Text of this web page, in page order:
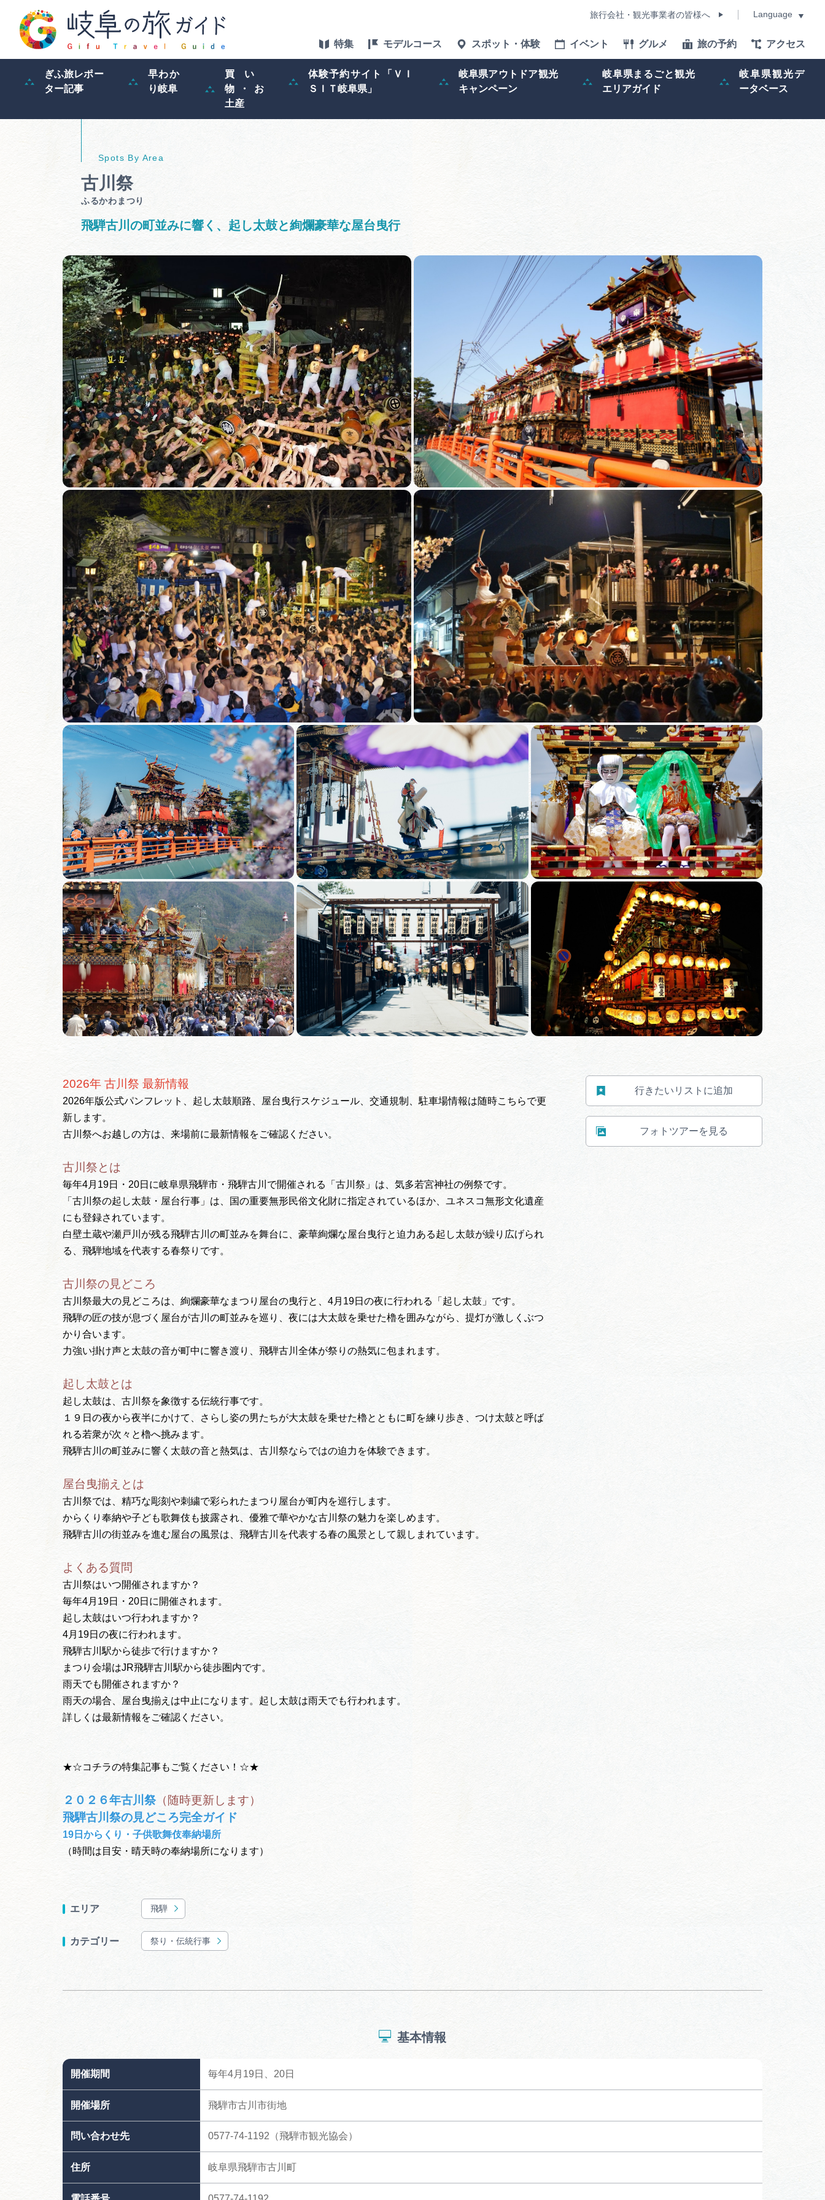
旅行会社・観光事業者の皆様へ Language
特集 モデルコース スポット・体験 イベント グルメ 旅の予約 アクセス
ぎふ旅レポー
ター記事
早わか
り岐阜
買い
物・お
土産
体験予約サイト「ＶＩ
ＳＩＴ岐阜県」
岐阜県アウトドア観光
キャンペーン
岐阜県まるごと観光
エリアガイド
岐阜県観光デ
ータベース
買い物・お土産
体験予約サイト「ＶＩＳＩＴ
岐阜県」
岐阜県アウトドア観光キャン
ペーン
岐阜県まるごと観光エリアガ
イド
岐阜県観光データベース
旅行会社・観光事業者の皆様へ フォトライブラリー
動画ライブラリー お問い合わせ
広告掲載 サイトポリシー
古川祭
ふるかわまつり
飛騨古川の町並みに響く、起し太鼓と絢爛豪華な屋台曳行
2026年 古川祭 最新情報
2026年版公式パンフレット、起し太鼓順路、屋台曳行スケジュール、交通規制、駐車場情報は随時こちらで更
新します。
古川祭へお越しの方は、来場前に最新情報をご確認ください。
古川祭とは
毎年4月19日・20日に岐阜県飛騨市・飛騨古川で開催される「古川祭」は、気多若宮神社の例祭です。
「古川祭の起し太鼓・屋台行事」は、国の重要無形民俗文化財に指定されているほか、ユネスコ無形文化遺産
にも登録されています。
白壁土蔵や瀬戸川が残る飛騨古川の町並みを舞台に、豪華絢爛な屋台曳行と迫力ある起し太鼓が繰り広げられ
る、飛騨地域を代表する春祭りです。
古川祭の見どころ
古川祭最大の見どころは、絢爛豪華なまつり屋台の曳行と、4月19日の夜に行われる「起し太鼓」です。
飛騨の匠の技が息づく屋台が古川の町並みを巡り、夜には大太鼓を乗せた櫓を囲みながら、提灯が激しくぶつ
かり合います。
力強い掛け声と太鼓の音が町中に響き渡り、飛騨古川全体が祭りの熱気に包まれます。
起し太鼓とは
起し太鼓は、古川祭を象徴する伝統行事です。
１９日の夜から夜半にかけて、さらし姿の男たちが大太鼓を乗せた櫓とともに町を練り歩き、つけ太鼓と呼ば
れる若衆が次々と櫓へ挑みます。
飛騨古川の町並みに響く太鼓の音と熱気は、古川祭ならではの迫力を体験できます。
屋台曳揃えとは
古川祭では、精巧な彫刻や刺繍で彩られたまつり屋台が町内を巡行します。
からくり奉納や子ども歌舞伎も披露され、優雅で華やかな古川祭の魅力を楽しめます。
飛騨古川の街並みを進む屋台の風景は、飛騨古川を代表する春の風景として親しまれています。
よくある質問
古川祭はいつ開催されますか？
毎年4月19日・20日に開催されます。
起し太鼓はいつ行われますか？
4月19日の夜に行われます。
飛騨古川駅から徒歩で行けますか？
まつり会場はJR飛騨古川駅から徒歩圏内です。
雨天でも開催されますか？
雨天の場合、屋台曳揃えは中止になります。起し太鼓は雨天でも行われます。
詳しくは最新情報をご確認ください。
★☆コチラの特集記事もご覧ください！☆★
２０２６年古川祭（随時更新します）
飛騨古川祭の見どころ完全ガイド
19日からくり・子供歌舞伎奉納場所
（時間は目安・晴天時の奉納場所になります）
エリア 飛騨
カテゴリー 祭り・伝統行事
行きたいリストに追加
フォトツアーを見る
基本情報
開催期間 毎年4月19日、20日
開催場所 飛騨市古川市街地
問い合わせ先 0577-74-1192（飛騨市観光協会）
住所 岐阜県飛騨市古川町